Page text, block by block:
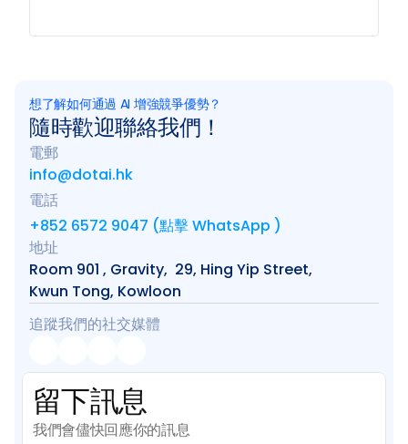
想了解如何通過 AI 增強競爭優勢？
隨時歡迎聯絡我們！
電郵
info@dotai.hk
電話
+852 6572 9047 (點擊 WhatsApp )
地址
Room 901 , Gravity,  29, Hing Yip Street,
Kwun Tong, Kowloon
追蹤我們的社交媒體
留下訊息
我們會儘快回應你的訊息